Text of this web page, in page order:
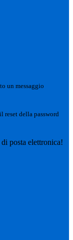
un messaggio
reset della password
posta elettronica!